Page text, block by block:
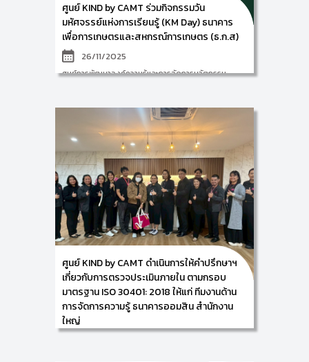
อบรมเชิงปฏิบัติการ ในหัวข้อเรื่อง บทนำสู่มาตรฐาน ISO
30401: 2018 บทบาทผู้นำด้านการจัดการความรู้ และการ
จัดทำคู่มือการจัดการความรู้ขององค์กร โดยมีผู้ร่วม
กิจกรรมจำนวน 42 ท่าน
ศูนย์ KIND by CAMT ร่วมกิจกรรมวัน
มหัศจรรย์แห่งการเรียนรู้ (KM Day) ธนาคาร
เพื่อการเกษตรและสหกรณ์การเกษตร (ธ.ก.ส)
26/11/2025
ศูนย์การพัฒนาองค์ความรู้และการจัดการนวัตกรรม
โดย ผู้ช่วยศาสตราจารย์ ดร.เฉลิมพล คงจิตต์ ผู้ช่วย
ศาสตราจารย์ประจำหลักสูตรการจัดการความรู้และ
นวัตกรรม (KIM) ร่วมเป็นกรรมการคัดเลือกองค์ความรู้ที่
เป็นแนวปฏิบัติที่ดี (Best Practice) ในกิจกรรมวัน
มหัศจรรย์แห่งการเรียนรู้ (KM Day) ธนาคารเพื่อ
การเกษตรและสหกรณ์การเกษตร (ธ.ก.ส)ในวันที่ 26
พฤศจิกายน 2568 ณ ธนาคารเพื่อการเกษตรและสหกรณ์
การเกษตร (ธ.ก.ส) สำนักงานใหญ่ กรุงเทพมหานคร
ศูนย์ KIND by CAMT ดำเนินการให้คำปรึกษาฯ
เกี่ยวกับการตรวจประเมินภายใน ตามกรอบ
มาตรฐาน ISO 30401: 2018 ให้แก่ ทีมงานด้าน
การจัดการความรู้ ธนาคารออมสิน สำนักงาน
ใหญ่